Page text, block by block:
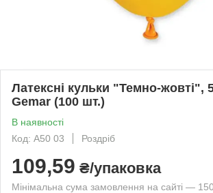
Латексні кульки "Темно-жовті",
Gemar (100 шт.)
В наявності
Код: A50 03
Роздріб
109,59 ₴/упаковка
Мінімальна сума замовлення на сайті —